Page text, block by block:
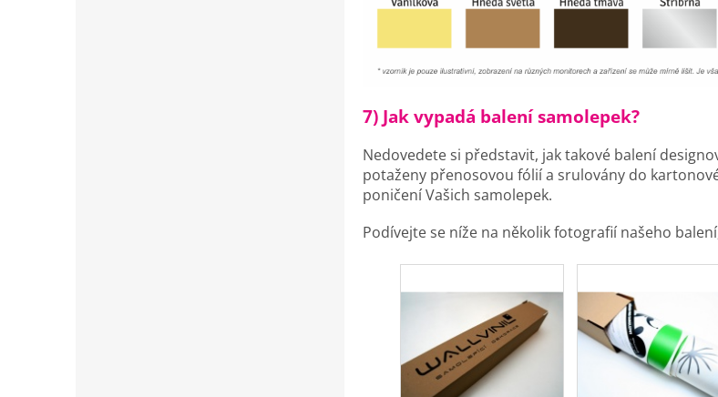
7) Jak vypadá balení samolepek?
Nedovedete si představit, jak takové balení
potaženy přenosovou fólií a srulovány do
poničení Vašich samolepek.
Podívejte se níže na několik fotografií našeho